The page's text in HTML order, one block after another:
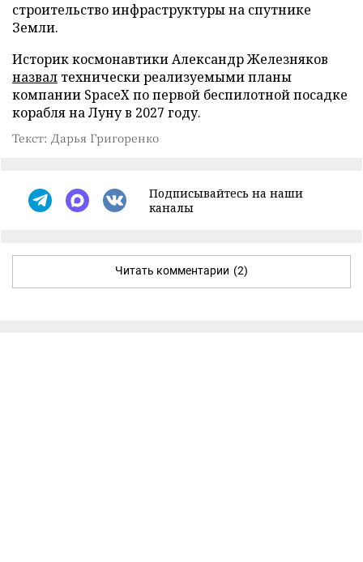
строительство инфраструктуры на спутнике
Земли.
Историк космонавтики Александр Железняков
назвал технически реализуемыми планы
компании SpaceX по первой беспилотной посадке
корабля на Луну в 2027 году.
Текст: Дарья Григоренко
Подписывайтесь на наши
каналы
Читать комментарии (2)